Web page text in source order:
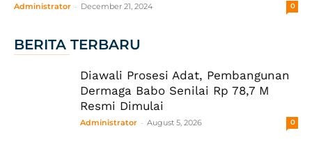
Administrator - December 21, 2024 0
BERITA TERBARU
Diawali Prosesi Adat, Pembangunan
Dermaga Babo Senilai Rp 78,7 M
Resmi Dimulai
Administrator - August 5, 2026 0